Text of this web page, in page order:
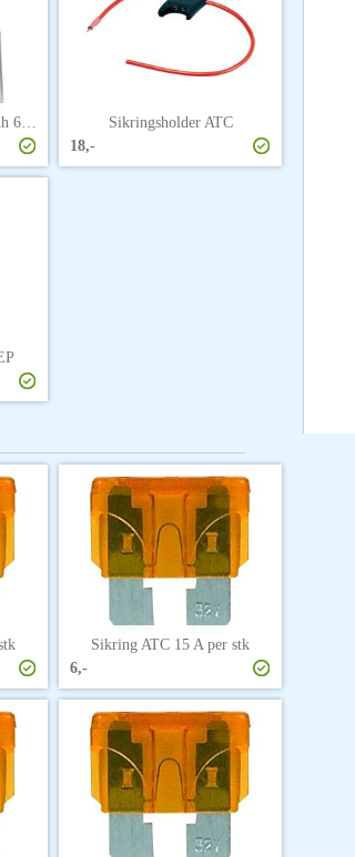
Sikringsboks ATC / 3-30Ah 6 kurser
Sikringsholder ATC
18,-
Sikring ATC 15 A per stk
6,-